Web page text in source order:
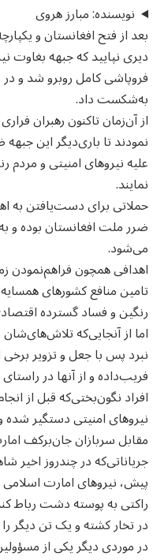
نویسنده: مبارز هروی
بعد از فتح افغانستان و
دیری نپایید که جبهه بغاوت
فروپاشی کامل روبرو شد و
به‌شکست داد.
از آن‌زمان تاکنون رهبران
نمودند تا باری‌دیگر این
علیه نیروهای امنیتی و مردم
نمایند.
حملاتی برای دست‌یافتن به
ضرر ملت افغانستان بوده و
می‌شود.
اهدافی همچون فراهم‌نمودن
تامین منافع کشورهای
رنگین و فساد گسترده
اما از آنجایی‌که
نبرد پس با جعل و تزویر برخی
فریب‌داده و از آنها در
افراد نگون‌بختی‌که قبل از
نیروهای امنیتی دستگیر شده
مقابل سربازان جان‌برکف
جریاناتی‌که در چند‌روز اخیر
پیش، نیروهای امارت
راکتی به پوسته دشت رباط
در تخار کشته و یک تن دیگر
در موردی دیگر یکی از